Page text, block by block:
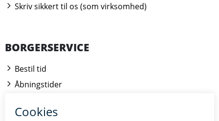
Skriv sikkert til os (som virksomhed)
BORGERSERVICE
Bestil tid
Åbningstider
Kontakt borgerrådgiveren